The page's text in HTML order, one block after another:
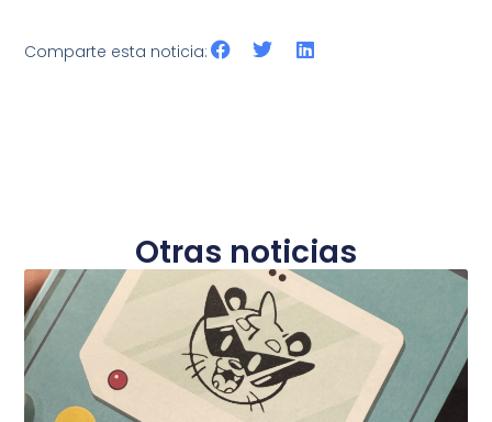
Comparte esta noticia:
Otras noticias